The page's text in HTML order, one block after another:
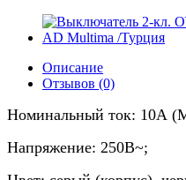
Описание
Отзывов (0)
Номинальный ток: 10А
Напряжение: 250В~;